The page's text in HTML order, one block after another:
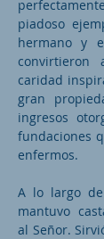
piadoso
hermano y
caridad
gran
ingresos
fundaciones
enfermos.
A lo largo
mantuvo
al Señor.